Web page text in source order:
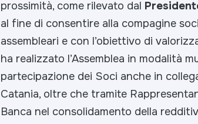
prossimità, come rilevato dal
al fine di consentire alla compagine
assembleari e con l’obiettivo di
ha realizzato l’Assemblea in modalità
partecipazione dei Soci anche in
Catania, oltre che tramite
Banca nel consolidamento della